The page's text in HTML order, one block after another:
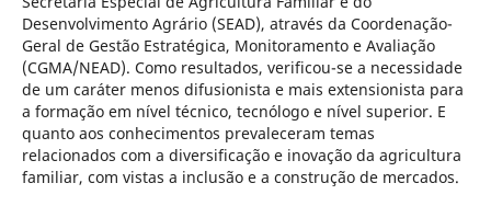
Desenvolvimento Agrário (SEAD), através da Coordenação-
Geral de Gestão Estratégica, Monitoramento e Avaliação
(CGMA/NEAD). Como resultados, verificou-se a necessidade
de um caráter menos difusionista e mais extensionista para
a formação em nível técnico, tecnólogo e nível superior. E
quanto aos conhecimentos prevaleceram temas
relacionados com a diversificação e inovação da agricultura
familiar, com vistas a inclusão e a construção de mercados.